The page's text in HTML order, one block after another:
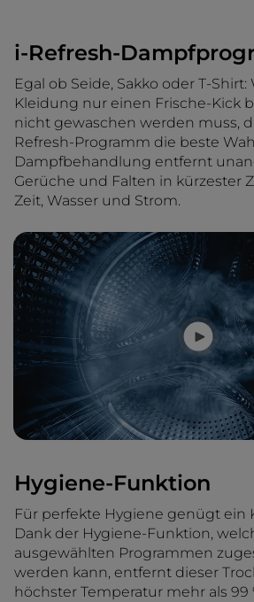
i-Refresh-
Egal ob Seide, Sakko oder T-
Kleidung nur einen Frische-Kick
nicht gewaschen werden muss,
Refresh-Programm die beste
Dampfbehandlung entfernt
Gerüche und Falten in kürzester
Zeit, Wasser und Strom.
Hygiene-Funktion
Für perfekte Hygiene genügt ein
Dank der Hygiene-Funktion,
ausgewählten Programmen
werden kann, entfernt dieser
höchster Temperatur mehr als 99